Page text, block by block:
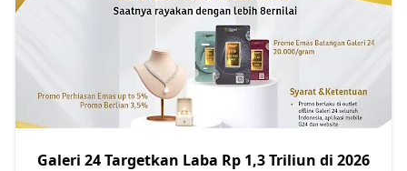
Galeri 24 Targetkan Laba Rp 1,3 Triliun di 2026